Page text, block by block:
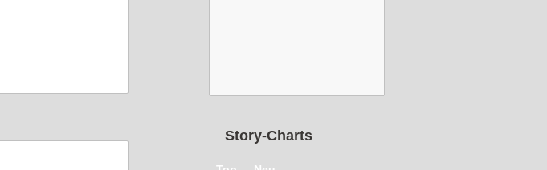
Story-Charts